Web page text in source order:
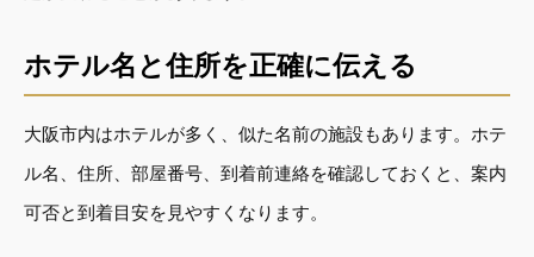
ホテル名と住所を正確に伝える
大阪市内はホテルが多く、似た名前の施設もあります。ホテ
ル名、住所、部屋番号、到着前連絡を確認しておくと、案内
可否と到着目安を見やすくなります。